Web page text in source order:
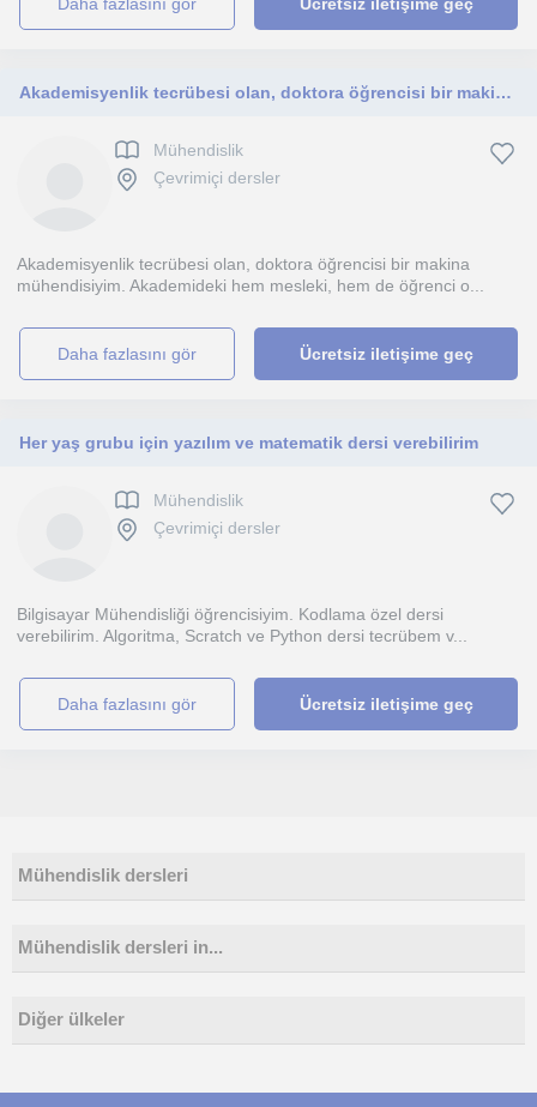
Akademisyenlik tecrübesi olan, doktora öğrencisi bir makina mühendisi
Mühendislik
Çevrimiçi dersler
Akademisyenlik tecrübesi olan, doktora öğrencisi bir makina
mühendisiyim. Akademideki hem mesleki, hem de öğrenci o...
daha fazlasını gör Ücretsiz iletişime geç
Her yaş grubu için yazılım ve matematik dersi verebilirim
Mühendislik
Çevrimiçi dersler
Bilgisayar Mühendisliği öğrencisiyim. Kodlama özel dersi
verebilirim. Algoritma, Scratch ve Python dersi tecrübem v...
daha fazlasını gör Ücretsiz iletişime geç
Mühendislik dersleri
Mühendislik dersleri in...
Diğer ülkeler